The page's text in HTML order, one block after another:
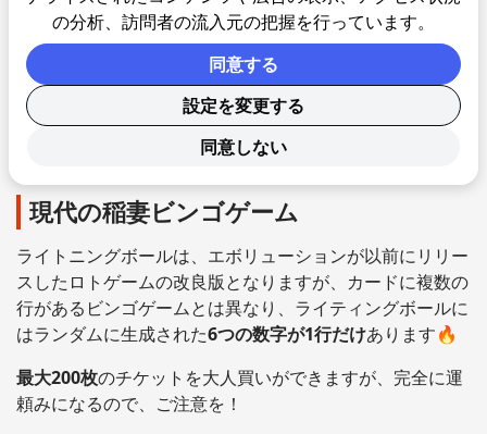
ライブゲームプレイ中に何らかのトラブルが発生した場合
は、プロバイダー側で適切に対応。 ラウンド中に何らか
の予測不能な出来事が生じた場合には、その
ラウンドは無
効になり、賭け金は返金されますので安心です🙂
安心して楽しみましょう！
現代の稲妻ビンゴゲーム
ライトニングボールは、エボリューションが以前にリリー
スしたロトゲームの改良版となりますが、カードに複数の
行があるビンゴゲームとは異なり、ライティングボールに
はランダムに生成された6つの数字が1行だけあります🔥
最大200枚のチケットを大人買いができますが、完全に運
頼みになるので、ご注意を！
の分析、訪問者の流入元の把握を行っています。
設定を変更する
同意しない
同意する